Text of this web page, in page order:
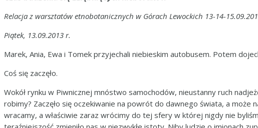
Relacja z warsztatów etnobotanicznych w Górach Lewockich 13-14-
Piątek, 13.09.2013 r.
Marek, Ania, Ewa i Tomek przyjechali niebieskim autobusem. Potem
Coś się zaczęło.
Wokół rynku w Piwnicznej mnóstwo samochodów, nieustanny ruch
robimy? Zaczęło się oczekiwanie na powrót do dawnego świata, a może
wracamy, a właściwie zaraz wrócimy do tej sfery w której nigdy nie